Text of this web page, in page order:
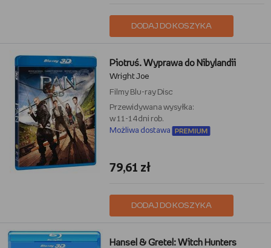
DODAJ DO KOSZYKA
Piotruś. Wyprawa do Nibylandii
Wright Joe
Filmy Blu-ray Disc
Przewidywana wysyłka:
w 11-14 dni rob.
Możliwa dostawa
79,61 zł
DODAJ DO KOSZYKA
Hansel & Gretel: Witch Hunters